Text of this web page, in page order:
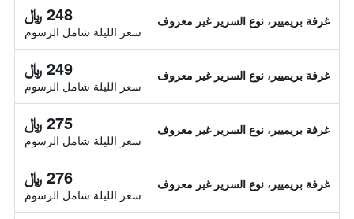
غرفة بريميير، نوع السرير غير معروف 248 ﷼
سعر الليلة شامل الرسوم
غرفة بريميير، نوع السرير غير معروف 249 ﷼
سعر الليلة شامل الرسوم
غرفة بريميير، نوع السرير غير معروف 275 ﷼
سعر الليلة شامل الرسوم
غرفة بريميير، نوع السرير غير معروف 276 ﷼
سعر الليلة شامل الرسوم